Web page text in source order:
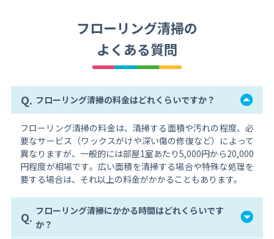
フローリング清掃の
よくある質問
Q. フローリング清掃の料金はどれくらいですか？
フローリング清掃の料金は、清掃する面積や汚れの程度、必
要なサービス（ワックスがけや深い傷の修復など）によって
異なりますが、一般的には部屋1室あたり5,000円から20,000
円程度が相場です。広い面積を清掃する場合や特殊な処理を
要する場合は、それ以上の料金がかかることもあります。
Q. フローリング清掃にかかる時間はどれくらいです
か？